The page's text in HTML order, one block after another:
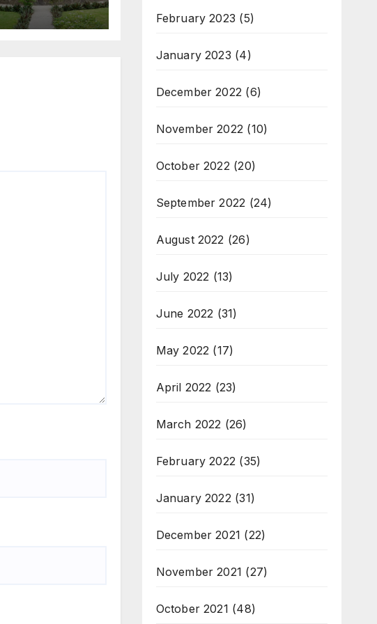
February 2023 (5)
January 2023 (4)
December 2022 (6)
November 2022 (10)
October 2022(20)
September 2022 (24)
August 2022 (26)
July 2022 (13)
June 2022 (31)
May 2022 (17)
April 2022 (23)
March 2022 (26)
February 2022 (35)
January 2022(31)
December 2021 (22)
November 2021 (27)
October 2021 (48)